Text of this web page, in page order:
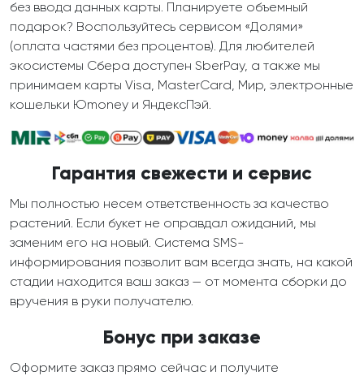
без ввода данных карты. Планируете объемный
подарок? Воспользуйтесь сервисом «Долями»
(оплата частями без процентов). Для любителей
экосистемы Сбера доступен SberPay, а также мы
принимаем карты Visa, MasterCard, Мир, электронные
кошельки Юmoney и ЯндексПэй.
Гарантия свежести и сервис
Мы полностью несем ответственность за качество
растений. Если букет не оправдал ожиданий, мы
заменим его на новый. Система SMS-
информирования позволит вам всегда знать, на какой
стадии находится ваш заказ — от момента сборки до
вручения в руки получателю.
Бонус при заказе
Оформите заказ прямо сейчас и получите